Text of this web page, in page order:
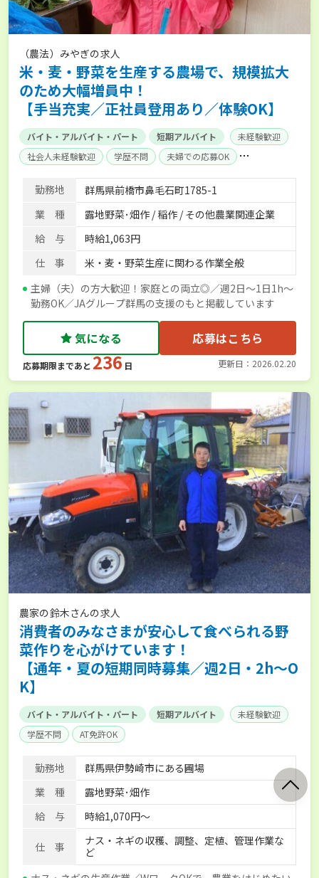
（農法）みやぎの求人
米・麦・野菜を生産する農場で、規模拡大
のため大幅増員中！
【手当充実／正社員登用あり／体験OK】
バイト・アルバイト・パート 短期アルバイト
未経験歓迎
社会人未経験歓迎
学歴不問
夫婦での応募OK
50代採用実績あり
週2日～OK
内定まで最短1週間
AT免許OK
勤務地
群馬県前橋市鼻毛石町1785-1
業 種
露地野菜･畑作 / 稲作 / その他農業関連企業
給 与
時給1,063円
仕 事
米・麦・野菜生産に関わる作業全般
主婦（夫）の方大歓迎！家庭との両立◎／週2日～1日1h～
勤務OK／JAグループ群馬の支援のもと掲載しています
気になる 応募はこちら
応募期限まであと 236 日 更新日：2026.02.20
農家の鈴木さんの求人
消費者のみなさまが安心して食べられる野
菜作りを心がけています！
【通年・夏の短期同時募集／週2日・2h～O
K】
バイト・アルバイト・パート 短期アルバイト
未経験歓迎
学歴不問
AT免許OK
勤務地
群馬県伊勢崎市にある圃場
業 種
露地野菜･畑作
給 与
時給1,070円～
仕 事
ナス・ネギの収穫、調整、定植、管理作業な
ど